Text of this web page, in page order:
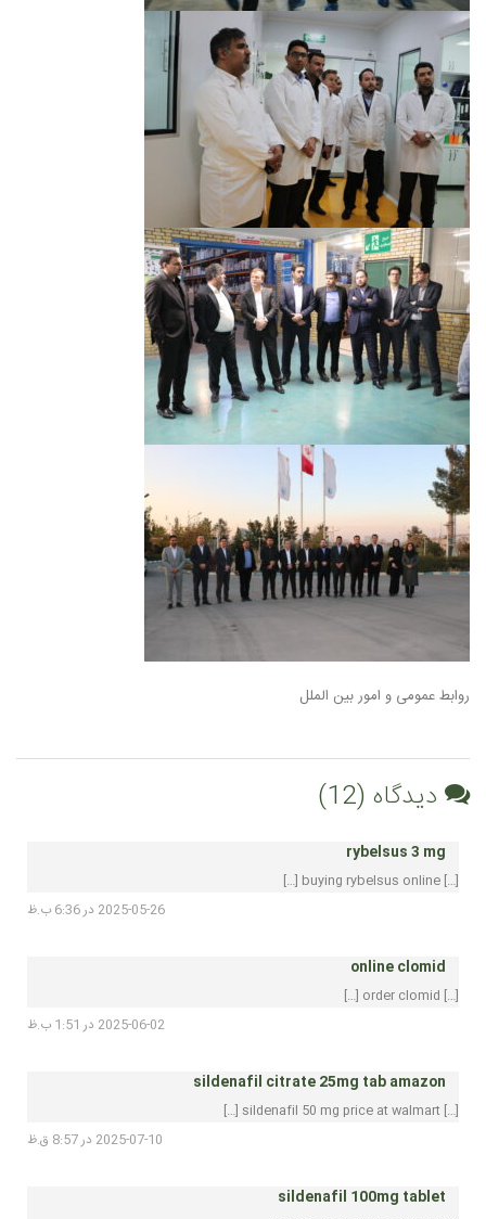
روابط عمومی و امور بین الملل
دیدگاه (12)
rybelsus 3 mg
[…] buying rybelsus online […]
2025-05-26 در 6:36 ب.ظ
online clomid
[…] order clomid […]
2025-06-02 در 1:51 ب.ظ
sildenafil citrate 25mg tab amazon
[…] sildenafil 50 mg price at walmart […]
2025-07-10 در 8:57 ق.ظ
sildenafil 100mg tablet